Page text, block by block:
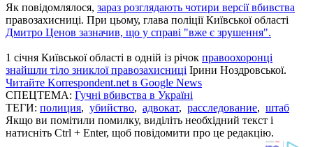
Як повідомлялося, зараз розглядають чотири версії вбивства
правозахисниці. При цьому, глава поліції Київської області
Дмитро Ценов зазначив, що у справі "вже є зрушення".
1 січня Київської області в одній із річок правоохоронці
знайшли тіло зниклої правозахисниці Ірини Ноздровської.
Читайте Korrespondent.net в Google News
СПЕЦТЕМА: Гучні вбивства в Україні
ТЕГИ: полиция, убийство, адвокат, расследование, штаб
Якщо ви помітили помилку, виділіть необхідний текст і
натисніть Ctrl + Enter, щоб повідомити про це редакцію.